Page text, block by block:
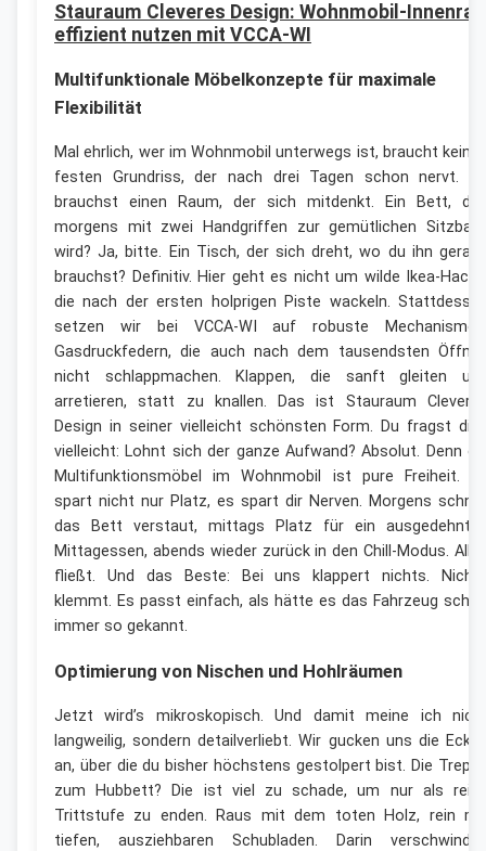
Stauraum Cleveres Design: Wohnmobil-
effizient nutzen mit VCCA-WI
Multifunktionale Möbelkonzepte für maximale
Flexibilität
Mal ehrlich, wer im Wohnmobil unterwegs ist, braucht
festen Grundriss, der nach drei Tagen schon nervt.
brauchst einen Raum, der sich mitdenkt. Ein Bett,
morgens mit zwei Handgriffen zur gemütlichen
wird? Ja, bitte. Ein Tisch, der sich dreht, wo du ihn
brauchst? Definitiv. Hier geht es nicht um wilde Ikea-
die nach der ersten holprigen Piste wackeln.
setzen wir bei VCCA-WI auf robuste
Gasdruckfedern, die auch nach dem tausendsten
nicht schlappmachen. Klappen, die sanft gleiten
arretieren, statt zu knallen. Das ist Stauraum
Design in seiner vielleicht schönsten Form. Du fragst
vielleicht: Lohnt sich der ganze Aufwand? Absolut. Denn
Multifunktionsmöbel im Wohnmobil ist pure Freiheit.
spart nicht nur Platz, es spart dir Nerven. Morgens
das Bett verstaut, mittags Platz für ein
Mittagessen, abends wieder zurück in den Chill-Modus.
fließt. Und das Beste: Bei uns klappert nichts.
klemmt. Es passt einfach, als hätte es das Fahrzeug
immer so gekannt.
Optimierung von Nischen und Hohlräumen
Jetzt wird’s mikroskopisch. Und damit meine ich
langweilig, sondern detailverliebt. Wir gucken uns die
an, über die du bisher höchstens gestolpert bist. Die
zum Hubbett? Die ist viel zu schade, um nur als
Trittstufe zu enden. Raus mit dem toten Holz, rein
tiefen, ausziehbaren Schubladen. Darin